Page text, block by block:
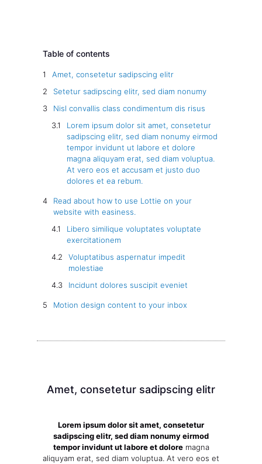
Table of contents
Amet, consetetur sadipscing elitr
Setetur sadipscing elitr, sed diam nonumy
Nisl convallis class condimentum dis risus
Lorem ipsum dolor sit amet, consetetur
sadipscing elitr, sed diam nonumy eirmod
tempor invidunt ut labore et dolore
magna aliquyam erat, sed diam voluptua.
At vero eos et accusam et justo duo
dolores et ea rebum.
Read about how to use Lottie on your
website with easiness.
Libero similique voluptates voluptate
exercitationem
Voluptatibus aspernatur impedit
molestiae
Incidunt dolores suscipit eveniet
Motion design content to your inbox
Amet, consetetur sadipscing elitr
Lorem ipsum dolor sit amet, consetetur
sadipscing elitr, sed diam nonumy eirmod
tempor invidunt ut labore et doloremagna
aliquyam erat, sed diam voluptua. At vero eos et